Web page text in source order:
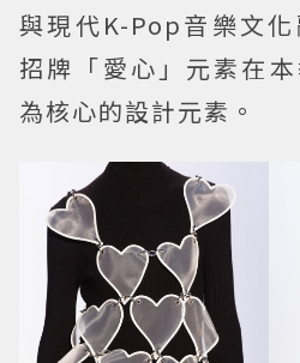
與現代K-Pop音樂文
招牌「愛心」元素在
為核心的設計元素。